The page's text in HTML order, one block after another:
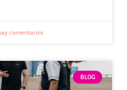
comentarios
BLOG